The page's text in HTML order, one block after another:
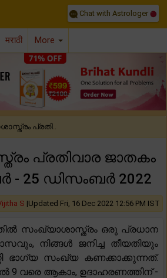
Chat with Astrologer
मराठी More
പ്രതി..
പ്രതിവാര ജാതകം
- 25 ഡിസംബർ 2022
S |Updated Fri, 16 Dec 2022 12:56 PM IST
സംഖ്യാശാസ്ത്രം ഒരു പ്രധാന
നിങ്ങൾ ജനിച്ച തീയതിയും
ഭാഗ്യ സംഖ്യ കണക്കാക്കുന്നത്.
9 വരെ ആകാം, ഉദാഹരണത്തിന് -